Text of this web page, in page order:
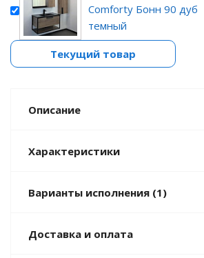
Comforty Бонн 90 дуб
темный
Текущий товар
Описание
Характеристики
Варианты исполнения (1)
Доставка и оплата